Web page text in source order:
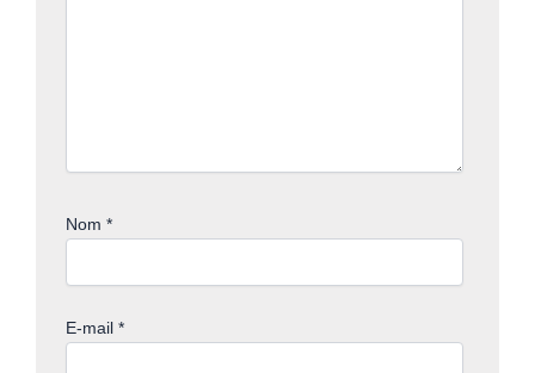
Nom *
E-mail *